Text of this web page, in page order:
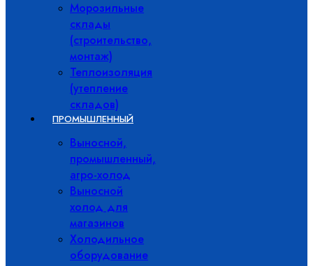
Морозильные
склады
(строительство,
монтаж)
Теплоизоляция
(утепление
складов)
ПРОМЫШЛЕННЫЙ
Выносной,
промышленный,
агро-холод
Выносной
холод для
магазинов
Холодильное
оборудование